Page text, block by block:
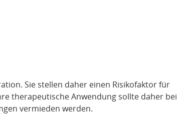
Sie stellen daher einen Risikofaktor für
therapeutische Anwendung sollte daher bei
vermieden werden.